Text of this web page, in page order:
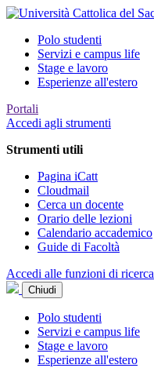
Polo studenti
Servizi e campus life
Stage e lavoro
Esperienze all'estero
Portali
Accedi agli strumenti
Strumenti utili
Pagina iCatt
Cloudmail
Cerca un docente
Orario delle lezioni
Calendario accademico
Guide di Facoltà
Accedi alle funzioni di ricerca
Chiudi
Polo studenti
Servizi e campus life
Stage e lavoro
Esperienze all'estero